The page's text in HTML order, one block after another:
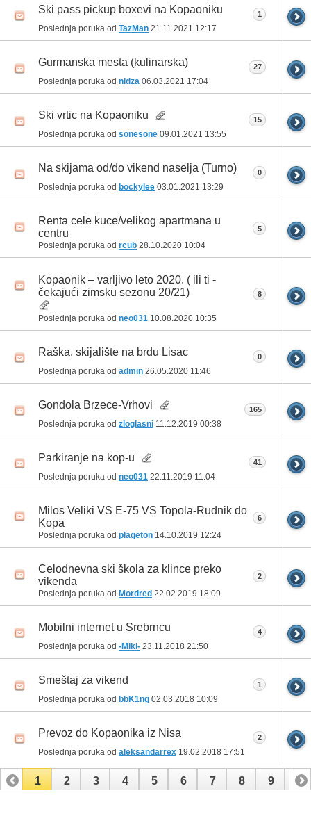
Ski pass pickup boxevi na Kopaoniku
Poslednja poruka od TazMan 21.11.2021 12:17
1
Gurmanska mesta (kulinarska)
Poslednja poruka od nidza 06.03.2021 17:04
27
Ski vrtic na Kopaoniku
Poslednja poruka od sonesone 09.01.2021 13:55
15
Na skijama od/do vikend naselja (Turno)
Poslednja poruka od bockylee 03.01.2021 13:29
0
Renta cele kuce/velikog apartmana u
centru
Poslednja poruka od rcub 28.10.2020 10:04
5
Kopaonik – varljivo leto 2020. ( ili ti -
čekajući zimsku sezonu 20/21)
Poslednja poruka od neo031 10.08.2020 10:35
8
Raška, skijalište na brdu Lisac
Poslednja poruka od admin 26.05.2020 11:46
0
Gondola Brzece-Vrhovi
Poslednja poruka od zloglasni 11.12.2019 00:38
165
Parkiranje na kop-u
Poslednja poruka od neo031 22.11.2019 11:04
41
Milos Veliki VS E-75 VS Topola-Rudnik do
Kopa
Poslednja poruka od plageton 14.10.2019 12:24
6
Celodnevna ski škola za klince preko
vikenda
Poslednja poruka od Mordred 22.02.2019 18:09
2
Mobilni internet u Srebrncu
Poslednja poruka od -Miki- 23.11.2018 21:50
4
Smeštaj za vikend
Poslednja poruka od bbK1ng 02.03.2018 10:09
1
Prevoz do Kopaonika iz Nisa
Poslednja poruka od aleksandarrex 19.02.2018 17:51
2
1 2 3 4 5 6 7 8 9 10